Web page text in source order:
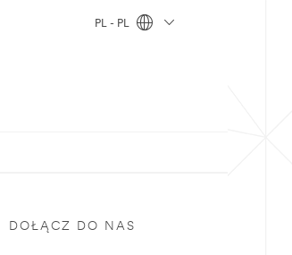
PL - PL
DOŁĄCZ DO NAS